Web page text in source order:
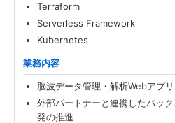
Terraform
Serverless Framework
Kubernetes
業務内容
脳波データ管理・解析Webアプ
外部パートナーと連携したバッ
発の推進